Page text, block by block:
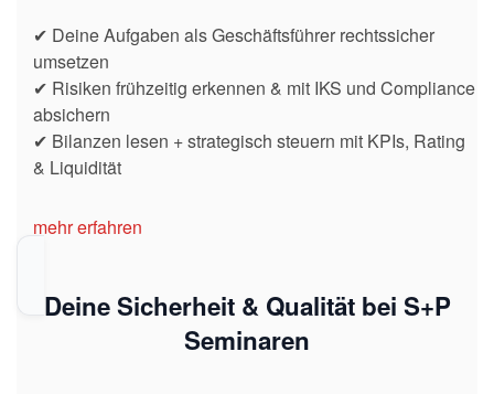
✔ Deine Aufgaben als Geschäftsführer rechtssicher
umsetzen
✔ Risiken frühzeitig erkennen & mit IKS und Compliance
absichern
✔ Bilanzen lesen + strategisch steuern mit KPIs, Rating
& Liquidität
mehr erfahren
Deine Sicherheit & Qualität bei S+P
Seminaren